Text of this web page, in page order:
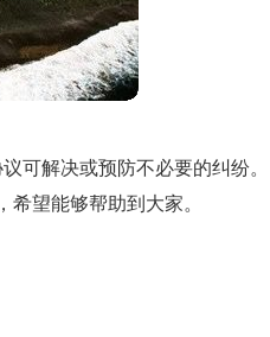
可解决或预防不必要的纠纷。
望能够帮助到大家。